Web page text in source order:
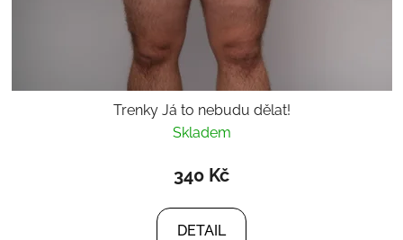
Trenky Já to nebudu dělat!
Skladem
340 Kč
DETAIL